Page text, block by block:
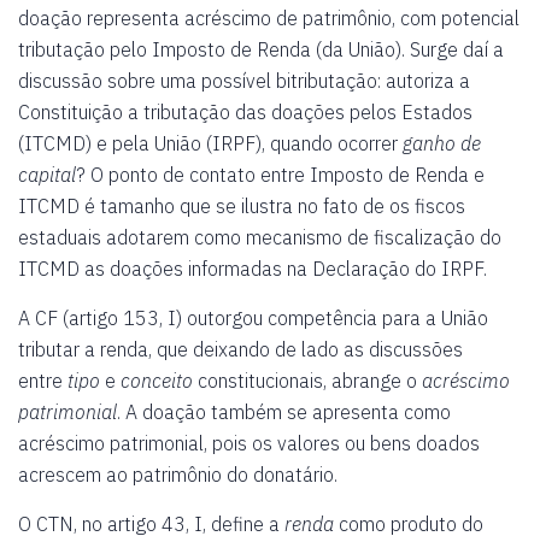
doação representa acréscimo de patrimônio, com potencial
tributação pelo Imposto de Renda (da União). Surge daí a
discussão sobre uma possível bitributação: autoriza a
Constituição a tributação das doações pelos Estados
(ITCMD) e pela União (IRPF), quando ocorrer ganho de
capital? O ponto de contato entre Imposto de Renda e
ITCMD é tamanho que se ilustra no fato de os fiscos
estaduais adotarem como mecanismo de fiscalização do
ITCMD as doações informadas na Declaração do IRPF.
A CF (artigo 153, I) outorgou competência para a União
tributar a renda, que deixando de lado as discussões
entre tipo e conceito constitucionais, abrange o acréscimo
patrimonial. A doação também se apresenta como
acréscimo patrimonial, pois os valores ou bens doados
acrescem ao patrimônio do donatário.
O CTN, no artigo 43, I, define a renda como produto do